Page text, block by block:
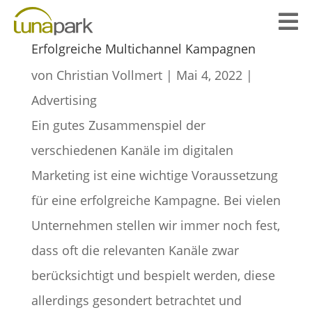

Erfolgreiche Multichannel Kampagnen
von Christian Vollmert| Mai 4, 2022|
Advertising
Ein gutes Zusammenspiel der
verschiedenen Kanäle im digitalen
Marketing ist eine wichtige Voraussetzung
für eine erfolgreiche Kampagne. Bei vielen
Unternehmen stellen wir immer noch fest,
dass oft die relevanten Kanäle zwar
berücksichtigt und bespielt werden, diese
allerdings gesondert betrachtet und